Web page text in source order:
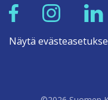
Näytä